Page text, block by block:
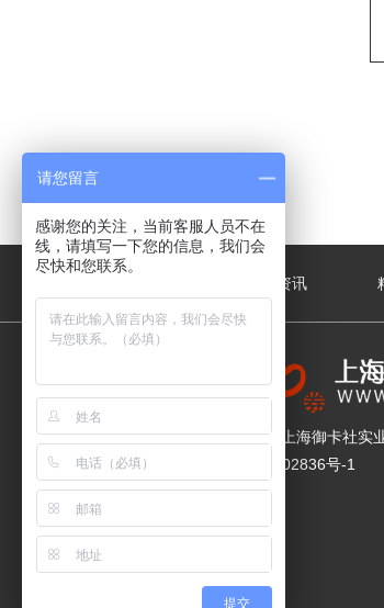
新闻资讯
版权所有 © 上海御卡社实
沪ICP备17002836号-1
请您留言
感谢您的关注，当前客服人员不在
线，请填写一下您的信息，我们会
尽快和您联系。
提交